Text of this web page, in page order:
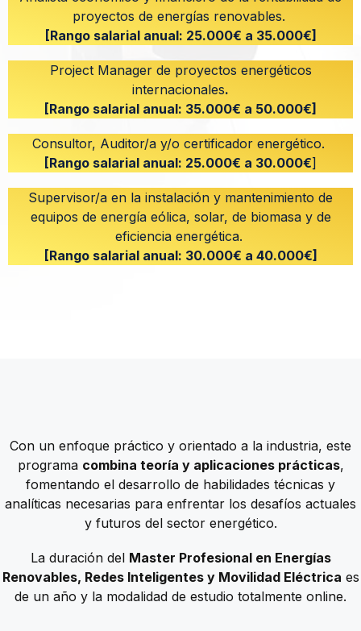
proyectos de energías renovables.
[Rango salarial anual: 25.000€ a 35.000€]
Project Manager de proyectos energéticos
internacionales.
[Rango salarial anual: 35.000€ a 50.000€]
Consultor, Auditor/a y/o certificador energético.
[Rango salarial anual: 25.000€ a 30.000€]
Supervisor/a en la instalación y mantenimiento de
equipos de energía eólica, solar, de biomasa y de
eficiencia energética.
[Rango salarial anual: 30.000€ a 40.000€]
Con un enfoque práctico y orientado a la industria, este
programa combina teoría y aplicaciones prácticas,
fomentando el desarrollo de habilidades técnicas y
analíticas necesarias para enfrentar los desafíos actuales
y futuros del sector energético.
La duración del Master Profesional en Energías
Renovables, Redes Inteligentes y Movilidad Eléctrica es
de un año y la modalidad de estudio totalmente online.